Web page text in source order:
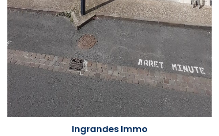
Ingrandes Immo